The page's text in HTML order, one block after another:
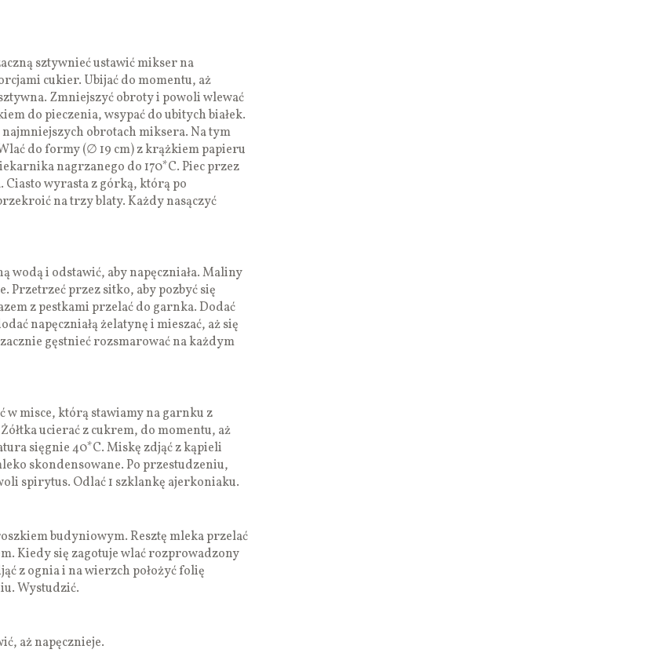
sztywnieć ustawić mikser na
cukier. Ubijać do momentu, aż
Zmniejszyć obroty i powoli wlewać
do pieczenia, wsypać do ubitych białek.
najmniejszych obrotach miksera. Na tym
do formy (∅ 19 cm) z krążkiem papieru
nagrzanego do 170*C. Piec przez
Ciasto wyrasta z górką, którą po
na trzy blaty. Każdy nasączyć
wodą i odstawić, aby napęczniała. Maliny
Przetrzeć przez sitko, aby pozbyć się
z pestkami przelać do garnka. Dodać
napęczniałą żelatynę i mieszać, aż się
gęstnieć rozsmarować na każdym
misce, którą stawiamy na garnku z
ucierać z cukrem, do momentu, aż
sięgnie 40*C. Miskę zdjąć z kąpieli
skondensowane. Po przestudzeniu,
spirytus. Odlać 1 szklankę ajerkoniaku.
budyniowym. Resztę mleka przelać
Kiedy się zagotuje wlać rozprowadzony
z ognia i na wierzch położyć folię
Wystudzić.
aż napęcznieje.